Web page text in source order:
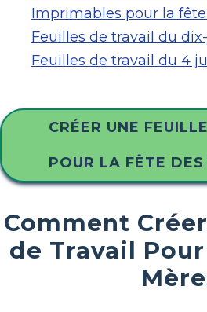
Imprimables pour la
Feuilles de travail du
Feuilles de travail du 4
CRÉER UNE
POUR LA FÊTE DES
Comment
de Travail